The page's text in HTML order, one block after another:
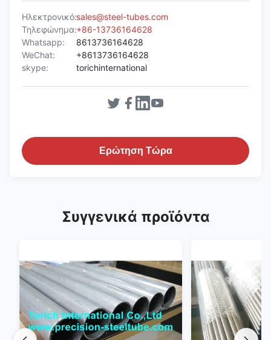
Ηλεκτρονικό:sales@steel-tubes.com
Τηλεφώνημα:+86-13736164628
Whatsapp:
8613736164628
WeChat:
+8613736164628
skype:
torichinternational
Ερώτηση Τώρα
Συγγενικά προϊόντα